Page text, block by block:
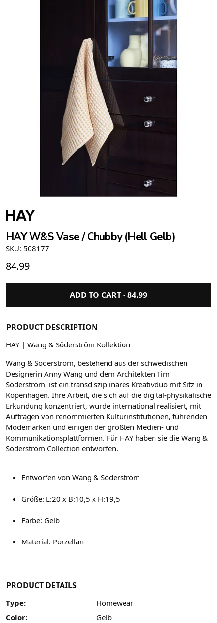
HAY W&S Vase / Chubby (Hell Gelb)
SKU: 508177
84.99
ADD TO CART -84.99
PRODUCT DESCRIPTION
HAY | Wang & Söderström Kollektion
Wang & Söderström, bestehend aus der schwedischen
Designerin Anny Wang und dem Architekten Tim
Söderström, ist ein transdisziplinäres Kreativduo mit Sitz in
Kopenhagen. Ihre Arbeit, die sich auf die digital-physikalische
Erkundung konzentriert, wurde international realisiert, mit
Aufträgen von renommierten Kulturinstitutionen, führenden
Modemarken und einigen der größten Medien- und
Kommunikationsplattformen. Für HAY haben sie die Wang &
Söderström Collection entworfen.
Entworfen von Wang & Söderström
Größe: L:20 x B:10,5 x H:19,5
Farbe: Gelb
Material: Porzellan
PRODUCT DETAILS
Type:
Homewear
Color:
Gelb